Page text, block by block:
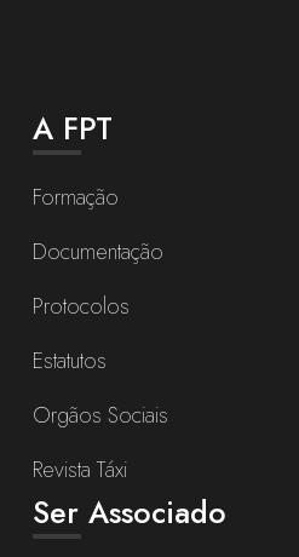
A FPT
Formação
Documentação
Protocolos
Estatutos
Orgãos Sociais
Revista Táxi
Ser Associado